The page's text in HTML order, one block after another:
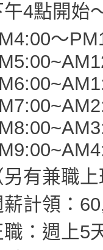
午4點開始
～
另有兼職
薪計領：
職：週上5